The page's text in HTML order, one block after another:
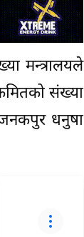
मन्त्रालयले
संख्या
धनुषा
प्रतिक्रिया